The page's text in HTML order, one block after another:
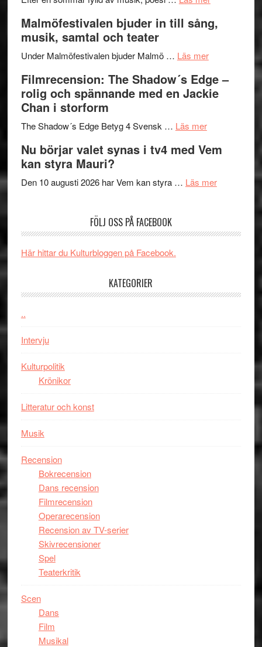
terräng
på
Endre,
Roland
Pöntinen
Artipelag
Malmöfestivalen bjuder in till sång,
musik, samtal och teater
Under Malmöfestivalen bjuder Malmö … Läs merom
bjuder
in
samtal
teater
Filmrecension: The Shadow´s Edge –
rolig och spännande med en Jackie
Chan i storform
The Shadow´s Edge Betyg 4 Svensk … Läs merom
The
´s
och
Jackie
Nu börjar valet synas i tv4 med Vem
kan styra Mauri?
Den 10 augusti 2026 har Vem kan styra … Läs merom
synas
Vem
FÖLJ OSS PÅ FACEBOOK
Här hittar du Kulturbloggen på Facebook.
KATEGORIER
..
Intervju
Kulturpolitik
Krönikor
Litteratur och konst
Musik
Recension
Bokrecension
Dans recension
Filmrecension
Operarecension
Recension av TV-serier
Skivrecensioner
Spel
Teaterkritik
Scen
Dans
Film
Musikal